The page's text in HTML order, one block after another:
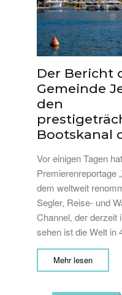
Der Bericht
Gemeinde
den
Bootskanal
Vor einigen Tagen
Premierenreportage
dem weltweit
Segler, Reise- und
Channel, der derzeit
sehen ist die Welt in
Mehr lesen